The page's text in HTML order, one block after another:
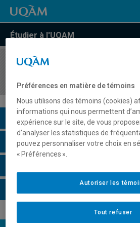
Étudier à l'UQAM
COURS//
Description du cours
Horaire - Été 2026
Préférences en matière de témoins
Nous utilisons des témoins (cookies)
informations qui nous permettent
expérience sur le site, de vous
d’analyser les statistiques de
pouvez personnaliser votre choix en
« Préférences ».
Tout refuser
Autoriser les